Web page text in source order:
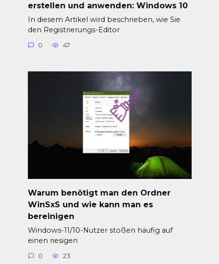
erstellen und anwenden: Windows 10
In diesem Artikel wird beschrieben, wie Sie
den Registrierungs-Editor
0 47
Warum benötigt man den Ordner
WinSxS und wie kann man es
bereinigen
Windows-11/10-Nutzer stoßen häufig auf
einen riesigen
0 23